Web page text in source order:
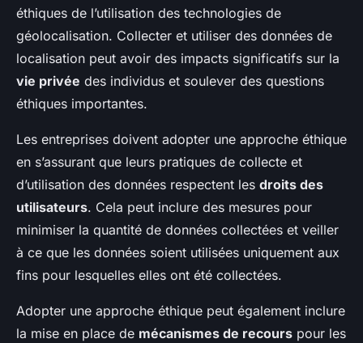
éthiques de l’utilisation des technologies de
géolocalisation. Collecter et utiliser des données de
localisation peut avoir des impacts significatifs sur la
vie privée des individus et soulever des questions
éthiques importantes.
Les entreprises doivent adopter une approche éthique
en s’assurant que leurs pratiques de collecte et
d’utilisation des données respectent les droits des
utilisateurs. Cela peut inclure des mesures pour
minimiser la quantité de données collectées et veiller
à ce que les données soient utilisées uniquement aux
fins pour lesquelles elles ont été collectées.
Adopter une approche éthique peut également inclure
la mise en place de mécanismes de recours pour les